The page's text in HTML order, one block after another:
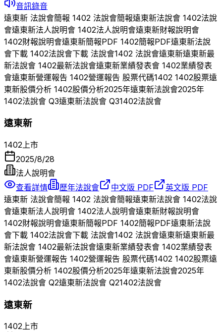
音訊錄音
遠東新 法說會簡報 1402 法說會簡報遠東新法說會 1402法說
會遠東新法人說明會 1402法人說明會遠東新財報說明會
1402財報說明會遠東新簡報PDF 1402簡報PDF遠東新法說
會下載 1402法說會下載 法說會1402 法說會遠東新遠東新最
新法說會 1402最新法說會遠東新業績發表會 1402業績發表
會遠東新營運報告 1402營運報告 股票代碼1402 1402股票遠
東新股價分析 1402股價分析2025年遠東新法說會2025年
1402法說會 Q3遠東新法說會 Q31402法說會
遠東新
1402 上市
2025/8/28
法人說明會
查看詳情
歷年法說會 中文版 PDF
英文版 PDF
遠東新 法說會簡報 1402 法說會簡報遠東新法說會 1402法說
會遠東新法人說明會 1402法人說明會遠東新財報說明會
1402財報說明會遠東新簡報PDF 1402簡報PDF遠東新法說
會下載 1402法說會下載 法說會1402 法說會遠東新遠東新最
新法說會 1402最新法說會遠東新業績發表會 1402業績發表
會遠東新營運報告 1402營運報告 股票代碼1402 1402股票遠
東新股價分析 1402股價分析2025年遠東新法說會2025年
1402法說會 Q2遠東新法說會 Q21402法說會
遠東新
1402上市